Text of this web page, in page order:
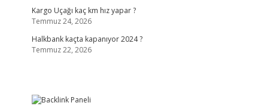
Kargo Uçağı kaç km hız yapar ?
Temmuz 24, 2026
Halkbank kaçta kapanıyor 2024 ?
Temmuz 22, 2026